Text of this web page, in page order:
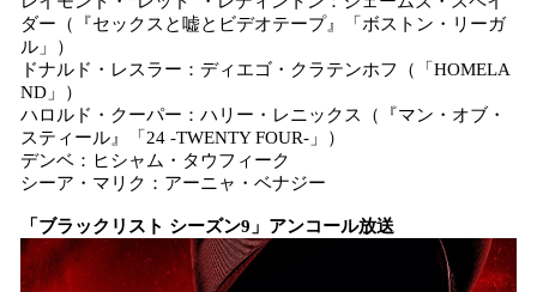
ダー（『セックスと嘘とビデオテープ』「ボストン・リーガ
ル」）
ドナルド・レスラー：ディエゴ・クラテンホフ（「HOMELA
ND」）
ハロルド・クーパー：ハリー・レニックス（『マン・オブ・
スティール』「24 -TWENTY FOUR-」）
デンベ：ヒシャム・タウフィーク
シーア・マリク：アーニャ・ベナジー
「ブラックリスト シーズン9」アンコール放送